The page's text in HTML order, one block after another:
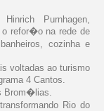
Purnhagen,
refor�o na rede de
cozinha e
voltadas ao turismo
4 Cantos.
Brom�lias.
Rio do